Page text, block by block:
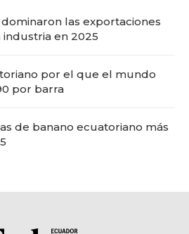
las exportaciones
en 2025
por el que el mundo
por barra
de banano ecuatoriano más